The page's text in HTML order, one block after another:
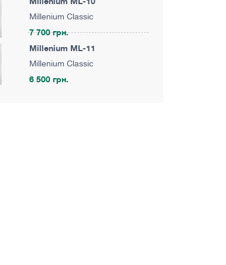
Millenium Classic
7 700 грн.
Millenium ML-11
Millenium Classic
6 500 грн.